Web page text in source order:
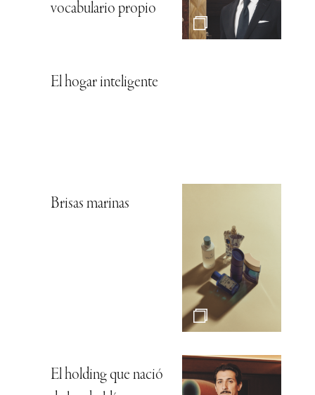
vocabulario propio
El hogar inteligente
Brisas marinas
El holding que nació